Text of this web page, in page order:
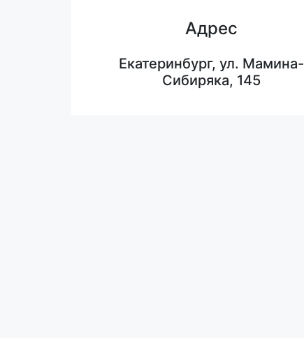
Адрес
Екатеринбург, ул. Мамина-
Сибиряка, 145